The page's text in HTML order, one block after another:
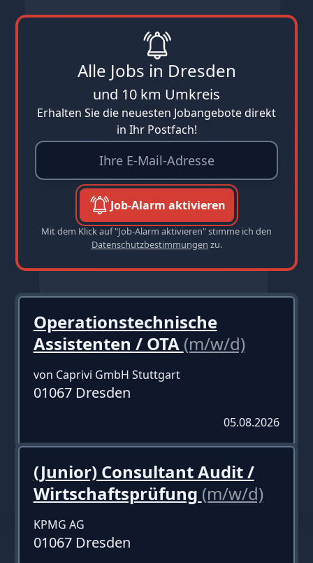
Alle Jobs in Dresden
und 10 km Umkreis
Erhalten Sie die neuesten Jobangebote direkt
in Ihr Postfach!
Job-Alarm aktivieren
Mit dem Klick auf "Job-Alarm aktivieren" stimme ich den
Datenschutzbestimmungen zu.
Operationstechnische
Assistenten / OTA (m/w/d)
von Caprivi GmbH Stuttgart
01067 Dresden
05.08.2026
(Junior) Consultant Audit /
Wirtschaftsprüfung (m/w/d)
KPMG AG
01067 Dresden